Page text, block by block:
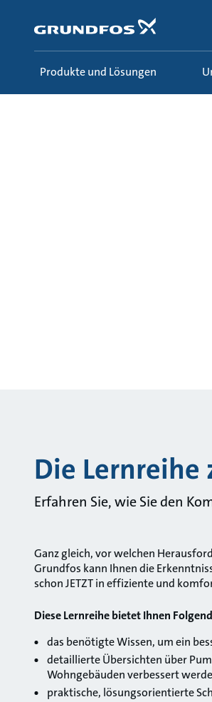
springen
Produkte und Lösungen
Die Lernreihe
Erfahren Sie, wie Sie den
Ganz gleich, vor welchen
Grundfos kann Ihnen die
schon JETZT in effiziente und
Diese Lernreihe bietet Ihnen
das benötigte Wissen, um ein
detaillierte Übersichten über
Wohngebäuden verbessert
praktische, lösungsorientierte